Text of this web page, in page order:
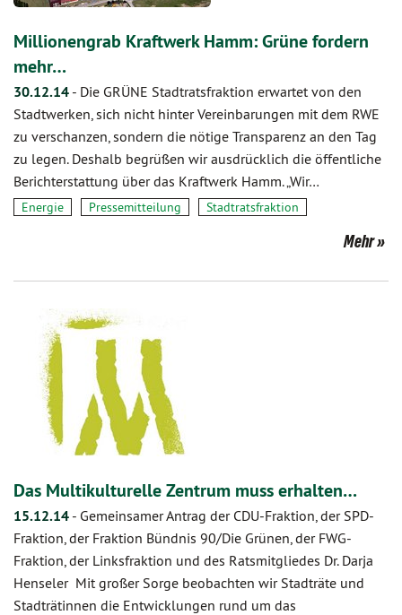
Millionengrab Kraftwerk Hamm: Grüne fordern
mehr…
30.12.14 - Die GRÜNE Stadtratsfraktion erwartet von den
Stadtwerken, sich nicht hinter Vereinbarungen mit dem RWE
zu verschanzen, sondern die nötige Transparenz an den Tag
zu legen. Deshalb begrüßen wir ausdrücklich die öffentliche
Berichterstattung über das Kraftwerk Hamm. „Wir…
Energie Pressemitteilung Stadtratsfraktion
Mehr
Das Multikulturelle Zentrum muss erhalten…
15.12.14 - Gemeinsamer Antrag der CDU-Fraktion, der SPD-
Fraktion, der Fraktion Bündnis 90/Die Grünen, der FWG-
Fraktion, der Linksfraktion und des Ratsmitgliedes Dr. Darja
Henseler Mit großer Sorge beobachten wir Stadträte und
Stadträtinnen die Entwicklungen rund um das